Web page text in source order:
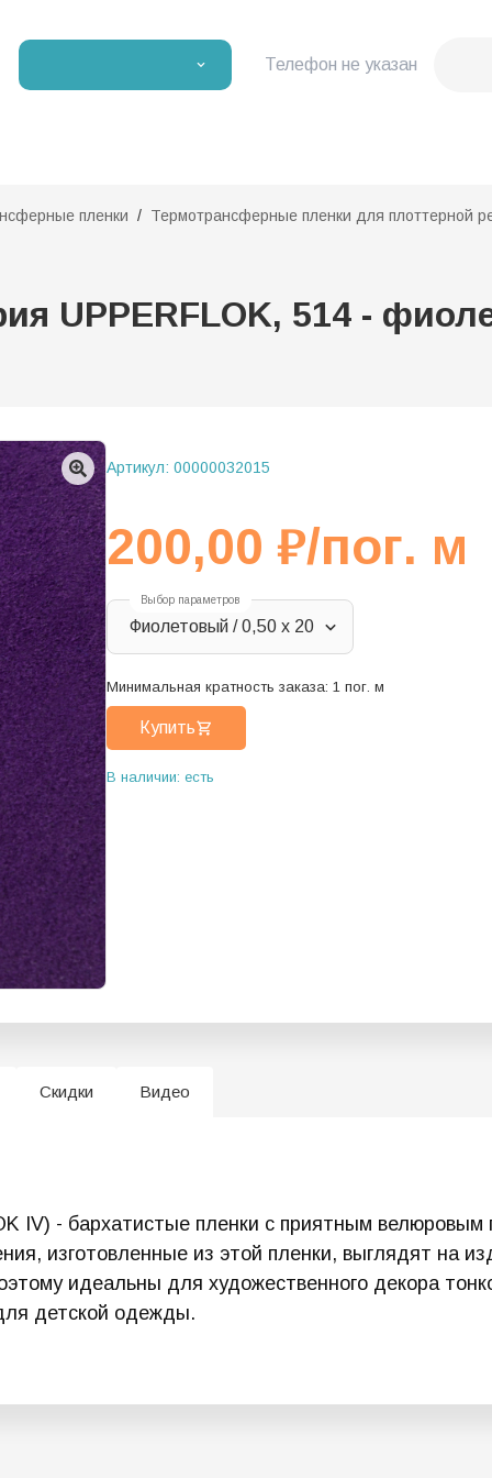
Телефон не указан
пленки Термотрансферные пленки для плоттерной
UPPERFLOK, 514 -
Артикул: 00000032015
200,00 ₽/пог. м
Выбор параметров
Фиолетовый / 0,50 х 20
Минимальная кратность заказа: 1 пог. м
Купить
В наличии: есть
Скидки Видео
IV) - бархатистые пленки с приятным
изготовленные из этой пленки, выглядят на
идеальны для художественного декора
детской одежды.